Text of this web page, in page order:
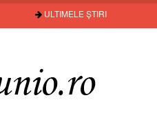
ULTIMELE ȘTIRI